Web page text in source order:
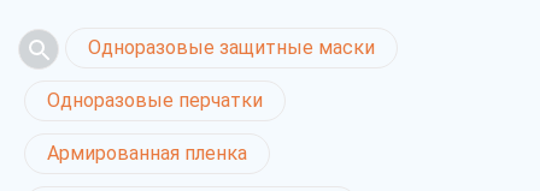
Одноразовые защитные маски
Одноразовые перчатки
Армированная пленка